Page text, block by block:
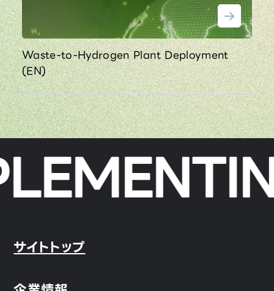
Waste-to-Hydrogen Plant Deployment
(EN)
サイトトップ